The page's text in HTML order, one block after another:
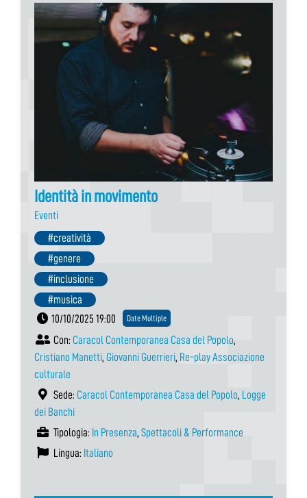
Identità in movimento
Eventi
#creatività
#genere
#inclusione
#musica
10/10/2025 19:00
Date Multiple
Con: Caracol Contemporanea Casa del Popolo,
Cristiano Manetti, Giovanni Guerrieri, Re-play Associazione
culturale
Sede: Caracol Contemporanea Casa del Popolo, Logge
dei Banchi
Tipologia: In Presenza, Spettacoli & Performance
Lingua: Italiano